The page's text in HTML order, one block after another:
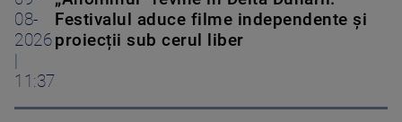
08-
2026
|
11:37
Festivalul aduce filme independente și
proiecții sub cerul liber